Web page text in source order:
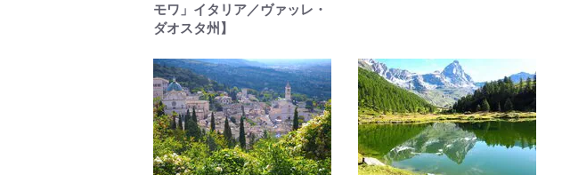
モワ」イタリア／ヴァッレ・
ダオスタ州】